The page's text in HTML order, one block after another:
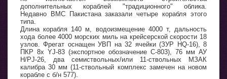
дополнительных кораблей "традиционного" облика.
Недавно ВМС Пакистана заказали четыре корабля этого
типа.
Длина корабля 140 м, водоизмещение 4000 т, дальность
хода более 4000 морских миль на крейсерской скорости 18
узлов. Фрегат оснащен УВП на 32 ячейки (ЗУР HQ-16), 8
ПКР 8x YJ-83 (экспортное обозначение С-803), 76 мм АУ
H/PJ-26, два семиствольных/или 11-ствольных МЗАК
калибра 30 мм (11-ствольный комплекс замечен на новом
корабле с б/н 577).